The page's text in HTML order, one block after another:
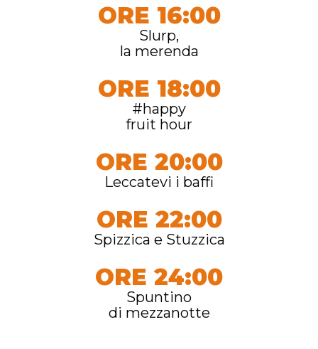
ORE 16:00
Slurp,
la merenda
ORE 18:00
#happy
fruit hour
ORE 20:00
Leccatevi i baffi
ORE 22:00
Spizzica e Stuzzica
ORE 24:00
Spuntino
di mezzanotte